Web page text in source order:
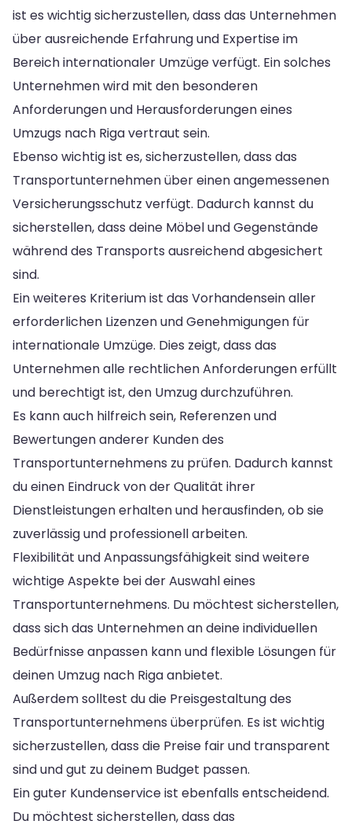
ist es wichtig sicherzustellen, dass das Unternehmen
über ausreichende Erfahrung und Expertise im
Bereich internationaler Umzüge verfügt. Ein solches
Unternehmen wird mit den besonderen
Anforderungen und Herausforderungen eines
Umzugs nach Riga vertraut sein.
Ebenso wichtig ist es, sicherzustellen, dass das
Transportunternehmen über einen angemessenen
Versicherungsschutz verfügt. Dadurch kannst du
sicherstellen, dass deine Möbel und Gegenstände
während des Transports ausreichend abgesichert
sind.
Ein weiteres Kriterium ist das Vorhandensein aller
erforderlichen Lizenzen und Genehmigungen für
internationale Umzüge. Dies zeigt, dass das
Unternehmen alle rechtlichen Anforderungen erfüllt
und berechtigt ist, den Umzug durchzuführen.
Es kann auch hilfreich sein, Referenzen und
Bewertungen anderer Kunden des
Transportunternehmens zu prüfen. Dadurch kannst
du einen Eindruck von der Qualität ihrer
Dienstleistungen erhalten und herausfinden, ob sie
zuverlässig und professionell arbeiten.
Flexibilität und Anpassungsfähigkeit sind weitere
wichtige Aspekte bei der Auswahl eines
Transportunternehmens. Du möchtest sicherstellen,
dass sich das Unternehmen an deine individuellen
Bedürfnisse anpassen kann und flexible Lösungen für
deinen Umzug nach Riga anbietet.
Außerdem solltest du die Preisgestaltung des
Transportunternehmens überprüfen. Es ist wichtig
sicherzustellen, dass die Preise fair und transparent
sind und gut zu deinem Budget passen.
Ein guter Kundenservice ist ebenfalls entscheidend.
Du möchtest sicherstellen, dass das